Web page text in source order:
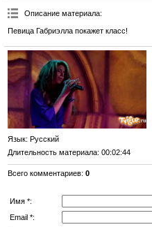
Описание материала:
Певица Габриэлла покажет класс!
Язык: Русский
Длительность материала: 00:02:44
Всего комментариев: 0
Имя *:
Email *: